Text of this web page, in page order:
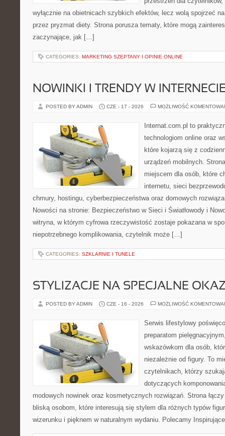
wyłącznie na obietnicach szybkich efektów, lecz wolą spojrzeć
przez pryzmat diety. Strona porusza tematy, które mogą
zaczynające, jak […]
CATEGORIES: MARKETING SZEPTANY I OPINIE ONLINE
NOWINKI I TRENDY W
POSTED BY ADMIN CZE - 17 - 2026 MOŻLIWOŚĆ
Internat.com.pl to
technologiom online oraz
które kojarzą się z
urządzeń mobilnych.
miejscem dla osób, które
internetu, sieci
chmury, hostingu, cyberbezpieczeństwa oraz domowych
Nowości na stronie: Bezpieczeństwo w Sieci i Światłowody i
witryna, w którym cyfrowa rzeczywistość zostaje pokazana w
niepotrzebnego komplikowania, czytelnik może […]
CATEGORIES: SZKLARNIE I TUNELE
STYLIZACJE NA SPECJALNE
POSTED BY ADMIN CZE - 16 - 2026 MOŻLIWOŚĆ
Serwis lifestylowy
preparatom
wskazówkom dla osób,
niezależnie od figury. To
czytelnikach, którzy
dotyczących
modowych nowinek oraz kosmetycznych rozwiązań. Strona
bliską osobom, które interesują się stylem dla różnych typów
wizerunku i pięknem w naturalnym wydaniu. Polecamy